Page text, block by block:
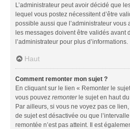
L’administrateur peut avoir décidé que
lequel vous postez nécessitent d’être
possible aussi que l’administrateur
les messages doivent être validés avant
l’administrateur pour plus d’informations.
Haut
Comment remonter mon sujet ?
En cliquant sur le lien « Remonter le
vous pouvez remonterle sujet en haut du
Par ailleurs, si vous ne voyez pas ce
de sujet est désactivée ou que
remontée n’est pas atteint. Il est